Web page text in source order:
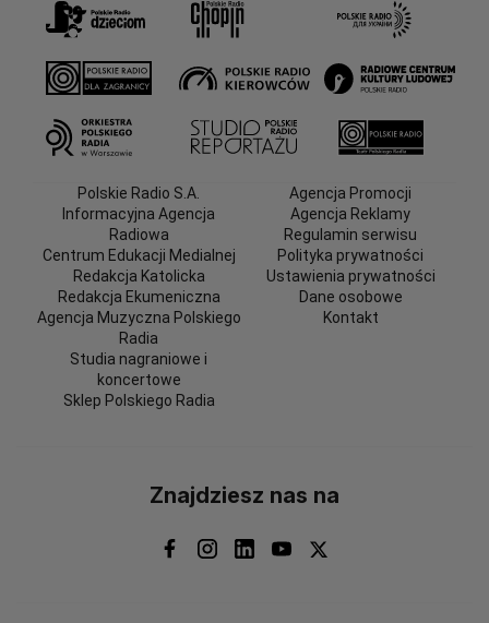
Polskie Radio S.A.
Informacyjna Agencja
Radiowa
Centrum Edukacji Medialnej
Redakcja Katolicka
Redakcja Ekumeniczna
Agencja Muzyczna Polskiego
Radia
Studia nagraniowe i
koncertowe
Sklep Polskiego Radia
Agencja Promocji
Agencja Reklamy
Regulamin serwisu
Polityka prywatności
Ustawienia prywatności
Dane osobowe
Kontakt
Znajdziesz nas na